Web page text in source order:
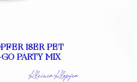
18ER PET
PARTY MIX
Kleiner Klopfer